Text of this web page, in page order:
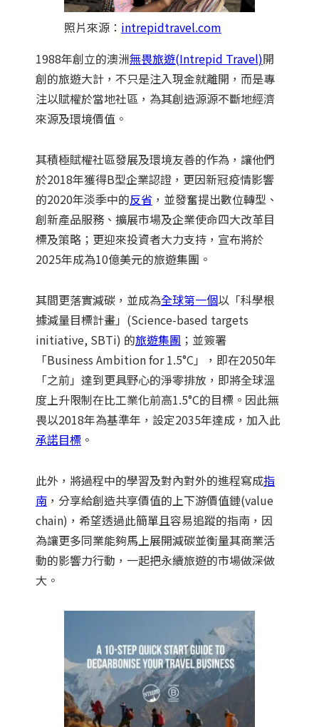
照片來源： intrepidtravel.com
1988年創立的澳洲無畏旅遊(Intrepid Travel)開
創的旅遊大計，不只是注入現金就離開，而是專
注以賦權於當地社區，為其創造源源不斷地經濟
來源及環境價值。
其積極賦權社區發展及環境友善的作為，讓他們
於2018年獲得B型企業認證，更因新冠疫情影響
的2020年淡季中的反省 ，並發奮提出數位轉型、
創新產品服務、擴展市場及企業使命四大改革目
標及策略；更迎來投資者大力支持，宣布將於
2025年成為10億美元的旅遊集團。
其間更落實減碳，並成為全球第一個以「科學根
據減量目標計畫」(Science-based targets
initiative, SBTi) 的旅遊集團 ；並簽署
「Business Ambition for 1.5°C」，即在2050年
「之前」達到更具野心的淨零排放，即將全球溫
度上升限制在比工業化前高1.5°C的目標。因此無
畏以2018年為基準年，設定2035年達成，加入此
承諾目標 。
此外，將過程中的學習及對內對外的進程寫成指
南 ，分享給創造共享價值的上下游價值鏈(value
chain)，希望透過此簡單且容易追蹤的指南，因
為讓更多同業能夠馬上展開減碳並衡量其商業活
動的影響力行動，一起把永續旅遊的市場做深做
大。